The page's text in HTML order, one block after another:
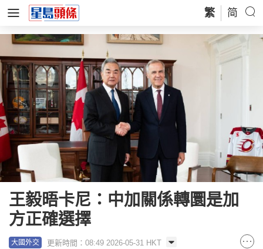
繁 简
王毅晤卡尼：中加關係轉圜是加
方正確選擇
大國外交 更新時間：08:49 2026-05-31 HKT